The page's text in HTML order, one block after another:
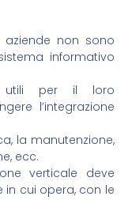
aziende non sono
informativo
utili per il loro
l’integrazione
la manutenzione,
ecc.
verticale deve
in cui opera, con le